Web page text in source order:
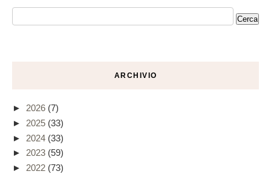
ARCHIVIO
► 2026 (7)
► 2025 (33)
► 2024 (33)
► 2023 (59)
► 2022 (73)